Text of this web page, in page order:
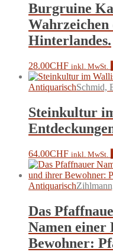
Burgruine
Hinterlandes.
28.00CHF inkl. MwSt.
AntiquarischSchmid,
Steinkultur
64.00CHF inkl. MwSt.
Antiquarisch
Das
Namen einer
Bewohner: